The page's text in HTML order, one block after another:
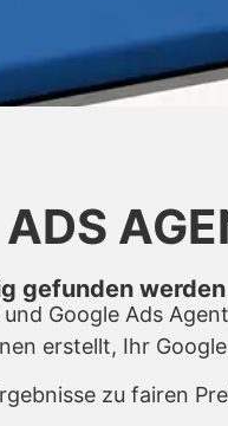
gefunden werden
und Google Ads
erstellt, Ihr
zu fairen